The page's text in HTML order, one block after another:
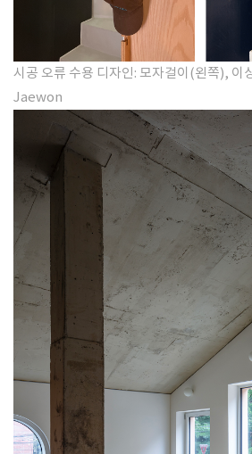
시공 오류 수용 디자인: 모자걸이(왼쪽),
Jaewon